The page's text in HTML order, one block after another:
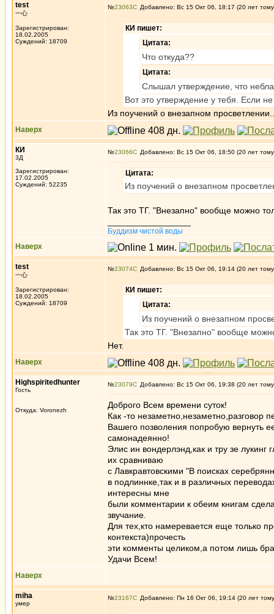
test
一心
Зарегистрирован:
18.02.2005
Суждений: 18709
№23063 Добавлено: Вс 15 Окт 06, 18:17 (20 лет
КИ пишет:
Цитата:
Что откуда??
Цитата:
Слышал утверждение, что
Вот это утверждение у тебя. Если
Из поучений о внезапном
Наверх
КИ
3Д
Зарегистрирован:
17.02.2005
Суждений: 52235
№23066 Добавлено: Вс 15 Окт 06, 18:50 (20 лет
Цитата:
Из поучений о внезапном
Так это ТГ. "Внезапно" вообще можно
Буддизм чистой воды
Наверх
test
一心
Зарегистрирован:
18.02.2005
Суждений: 18709
№23074 Добавлено: Вс 15 Окт 06, 19:14 (20 лет
КИ пишет:
Цитата:
Из поучений о внезапном
Так это ТГ. "Внезапно" вообще
Нет.
Наверх
Highspiritedhunter
Гость
Откуда: Voronezh
№23079 Добавлено: Вс 15 Окт 06, 19:38 (20 лет
Доброго Всем времени суток!
Как -то незаметно,незаметно,разговор
Вашего позволения попробую вернуть
самонадеянно!
Элис ин вондерлэнд,как и тру зе
их сравниваю
с Лавкравтовскими "В поисках
в подлиннке,так и в различных
интересны мне
были комментарии к обеим книгам
звучание.
Для тех,кто намеревается еще только
контекста)прочесть
эти комменты целиком,а потом лишь
Удачи Всем!
Наверх
miha
умер
№23167 Добавлено: Пн 16 Окт 06, 19:14 (20 лет